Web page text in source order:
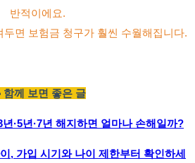
반적이에요.
면 보험금 청구가 훨씬 수월해집니다.
함께 보면 좋은 글
·5년·7년 해지하면 얼마나 손해일까?
, 가입 시기와 나이 제한부터 확인하세